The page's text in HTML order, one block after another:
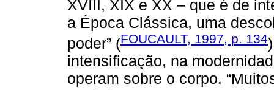
XVIII, XIX e XX – que é de
a Época Clássica, uma
poder” (FOUCAULT, 1997, p. 134
intensificação, na
operam sobre o corpo.